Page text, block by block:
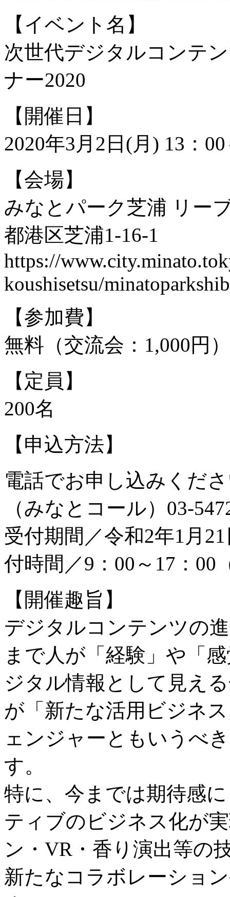
【イベント名】
次世代デジタルコンテ
ナー2020
【開催日】
2020年3月2日(月) 13：
【会場】
みなとパーク芝浦 リ
都港区芝浦1-16-1
https://
koushisetsu/
【参加費】
無料（交流会：1,000円）
【定員】
200名
【申込方法】
電話でお申し込みくだ
（みなとコール）03-
受付期間／令和2年1月
付時間／9：00～17：00
【開催趣旨】
デジタルコンテンツの
まで人が「経験」や「
ジタル情報として見え
が「新たな活用ビジネ
ェンジャーともいうべ
す。
特に、今までは期待感
ティブのビジネス化が
ン・VR・香り演出等の
新たなコラボレーショ